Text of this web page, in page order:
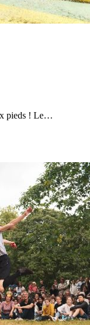
pieds ! Le…